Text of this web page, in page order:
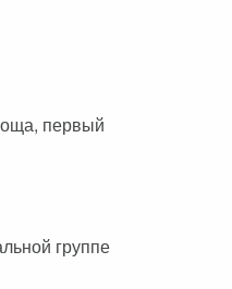
первый
группе